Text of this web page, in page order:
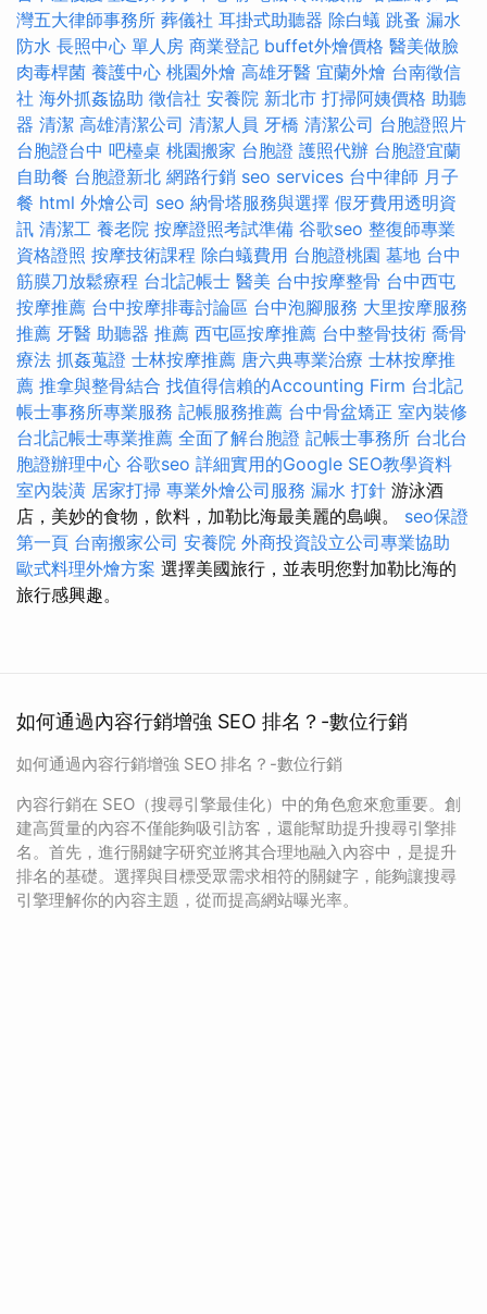
灣五大律師事務所 葬儀社 耳掛式助聽器 除白蟻 跳蚤 漏水
防水 長照中心 單人房 商業登記 buffet外燴價格 醫美做臉
肉毒桿菌 養護中心 桃園外燴 高雄牙醫 宜蘭外燴 台南徵信
社 海外抓姦協助 徵信社 安養院 新北市 打掃阿姨價格 助聽
器 清潔 高雄清潔公司 清潔人員 牙橋 清潔公司 台胞證照片
台胞證台中 吧檯桌 桃園搬家 台胞證 護照代辦 台胞證宜蘭
自助餐 台胞證新北 網路行銷 seo services 台中律師 月子
餐 html 外燴公司 seo 納骨塔服務與選擇 假牙費用透明資
訊 清潔工 養老院 按摩證照考試準備 谷歌seo 整復師專業
資格證照 按摩技術課程 除白蟻費用 台胞證桃園 墓地 台中
筋膜刀放鬆療程 台北記帳士 醫美 台中按摩整骨 台中西屯
按摩推薦 台中按摩排毒討論區 台中泡腳服務 大里按摩服務
推薦 牙醫 助聽器 推薦 西屯區按摩推薦 台中整骨技術 喬骨
療法 抓姦蒐證 士林按摩推薦 唐六典專業治療 士林按摩推
薦 推拿與整骨結合 找值得信賴的Accounting Firm 台北記
帳士事務所專業服務 記帳服務推薦 台中骨盆矯正 室內裝修
台北記帳士專業推薦 全面了解台胞證 記帳士事務所 台北台
胞證辦理中心 谷歌seo 詳細實用的Google SEO教學資料
室內裝潢 居家打掃 專業外燴公司服務 漏水 打針 游泳酒
店，美妙的食物，飲料，加勒比海最美麗的島嶼。 seo保證
第一頁 台南搬家公司 安養院 外商投資設立公司專業協助
歐式料理外燴方案 選擇美國旅行，並表明您對加勒比海的
旅行感興趣。
如何通過內容行銷增強 SEO 排名？-數位行銷
如何通過內容行銷增強 SEO 排名？-數位行銷
內容行銷在 SEO（搜尋引擎最佳化）中的角色愈來愈重要。創
建高質量的內容不僅能夠吸引訪客，還能幫助提升搜尋引擎排
名。首先，進行關鍵字研究並將其合理地融入內容中，是提升
排名的基礎。選擇與目標受眾需求相符的關鍵字，能夠讓搜尋
引擎理解你的內容主題，從而提高網站曝光率。